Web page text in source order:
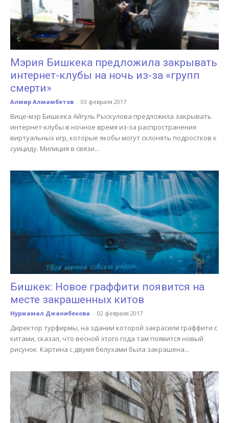
Мэрия Бишкека предложила закрывать
интернет-клубы на ночь из-за «групп
смерти»
Алмир Алмамбетов - 03 февраля 2017
Вице-мэр Бишкека Айгуль Рыскулова предложила закрывать
интернет-клубы в ночное время из-за распространения
виртуальных игр, которые якобы могут склонять подростков к
суициду. Милиция в связи...
Бишкек: Новое граффити появится на
месте закрашенных китов
Нуржамал Джанибекова - 02 февраля 2017
Директор турфирмы, на здании которой закрасили граффити с
китами, сказал, что весной этого года там появится новый
рисунок. Картина с двумя белухами была закрашена...